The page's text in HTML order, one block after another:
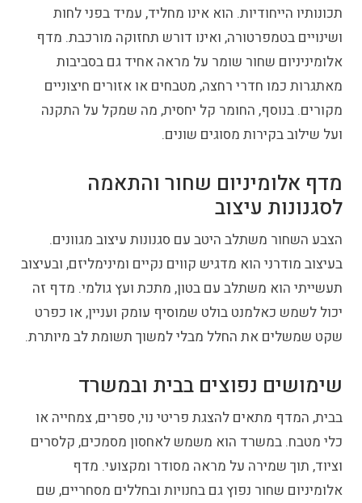
תכונותיו הייחודיות. הוא אינו מחליד, עמיד בפני לחות
ושינויים בטמפרטורה, ואינו דורש תחזוקה מורכבת. מדף
אלומיניניום שחור שומר על מראה אחיד גם בסביבות
מאתגרות כמו חדרי רחצה, מטבחים או אזורים חיצוניים
מקורים. בנוסף, החומר קל יחסית, מה שמקל על התקנה
ועל שילוב בקירות מסוגים שונים.
מדף אלומיניום שחור והתאמה
לסגנונות עיצוב
הצבע השחור משתלב היטב עם סגנונות עיצוב מגוונים.
בעיצוב מודרני הוא מדגיש קווים נקיים ומינימליזם, ובעיצוב
תעשייתי הוא משתלב עם בטון, מתכת ועץ גולמי. מדף זה
יכול לשמש כאלמנט בולט שמוסיף עומק ועניין, או כפרט
שקט שמשלים את החלל מבלי למשוך תשומת לב מיותרת.
שימושים נפוצים בבית ובמשרד
בבית, המדף מתאים להצגת פריטי נוי, ספרים, צמחייה או
כלי מטבח. במשרד הוא משמש לאחסון מסמכים, קלסרים
וציוד, תוך שמירה על מראה מסודר ומקצועי. מדף
אלומיניום שחור נפוץ גם בחנויות ובחללים מסחריים, שם